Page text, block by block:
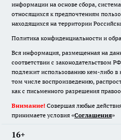
информации на основе сбора,
относящихся к предпочтениям
находящихся на территории
Политика конфиденциальности и
Вся информация, размещенная на
соответствии с законодательством
подлежит использованию кем-либо
том числе воспроизведению,
как с письменного разрешения
Внимание! Совершая любые
принимаете условия «Cоглашения»
16+